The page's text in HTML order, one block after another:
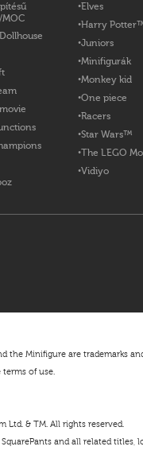
Elves
Harry
Juniors
Minifigurák
Monkey kid
One piece
Racers
Star Wars™
The LEGO
Vidiyo
the Minifigure are trademarks
terms of use.
Ltd. & TM. All rights reserved.
and all related titles,